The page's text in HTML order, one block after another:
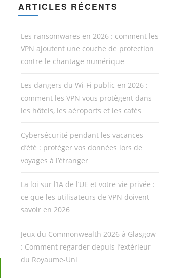
ARTICLES RÉCENTS
Les ransomwares en 2026 : comment les
VPN ajoutent une couche de protection
contre le chantage numérique
Les dangers du Wi-Fi public en 2026 :
comment les VPN vous protègent dans
les hôtels, les aéroports et les cafés
Cybersécurité pendant les vacances
d’été : protéger vos données lors de
voyages à l’étranger
La loi sur l’IA de l’UE et votre vie privée :
ce que les utilisateurs de VPN doivent
savoir en 2026
Jeux du Commonwealth 2026 à Glasgow
: Comment regarder depuis l’extérieur
du Royaume-Uni